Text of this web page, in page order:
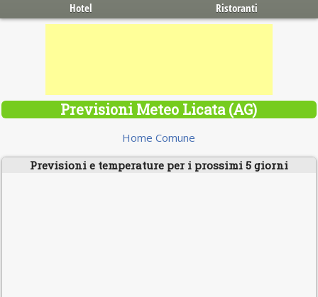
Hotel
Ristoranti
Previsioni Meteo Licata (AG)
Home Comune
Previsioni e temperature per i prossimi 5 giorni